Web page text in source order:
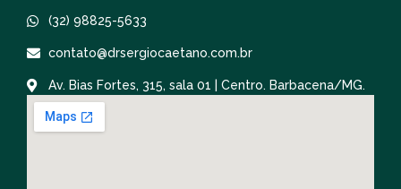
(32) 98825-5633
contato@drsergiocaetano.com.br
Av. Bias Fortes, 315, sala 01 | Centro. Barbacena/MG.